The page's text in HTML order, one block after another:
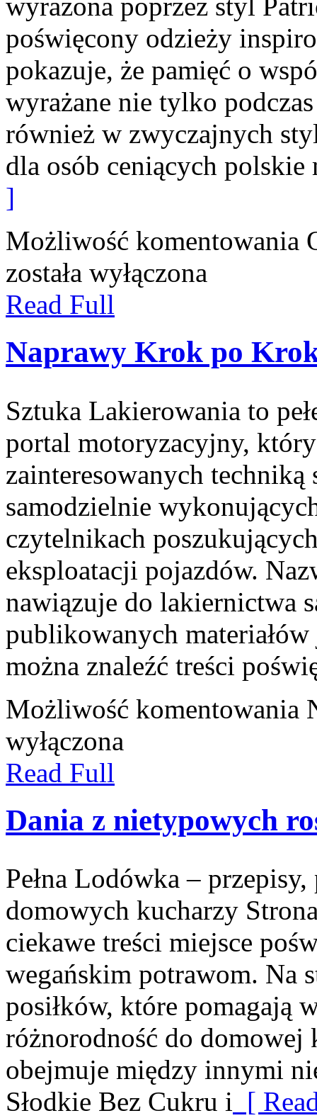
poświęcony odzieży
pokazuje, że pamięć o
wyrażane nie tylko
również w zwyczajnych
dla osób ceniących
]
Możliwość komentowania
została wyłączona
Read Full
Naprawy Krok po
Sztuka Lakierowania to
portal motoryzacyjny,
zainteresowanych techniką
samodzielnie
czytelnikach
eksploatacji pojazdów.
nawiązuje do lakiernictwa
publikowanych materiałów
można znaleźć treści
Możliwość komentowania
wyłączona
Read Full
Dania z nietypowych
Pełna Lodówka –
domowych kucharzy
ciekawe treści miejsce
wegańskim potrawom. Na
posiłków, które pomagają
różnorodność do domowej
obejmuje między innymi
Słodkie Bez Cukru i [